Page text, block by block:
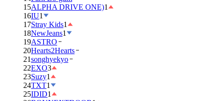
15ALPHA DRIVE ONE)1
16IU1
17Stray Kids1
18NewJeans1
19ASTRO
20Hearts2Hearts
21songhyekyo
22EXO3
23Suzy1
24TXT1
25IDID1